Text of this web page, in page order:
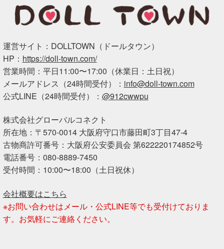
運営サイト：DOLLTOWN（ドールタウン）
HP： https://doll-town.com/
営業時間：平日11:00〜17:00（休業日：土日祝）
メールアドレス（24時間受付）： info@doll-town.com
公式LINE（24時間受付）： @912cwwpu
株式会社グローバルコネクト
所在地：〒570-0014 大阪府守口市藤田町3丁目47-4
古物商許可番号：大阪府公安委員会 第622220174852号
電話番号：080-8889-7450
受付時間：10:00〜18:00（土日祝休）
会社概要はこちら
※お問い合わせはメール・公式LINE等でも受付けておりま
す。お気軽にご連絡ください。